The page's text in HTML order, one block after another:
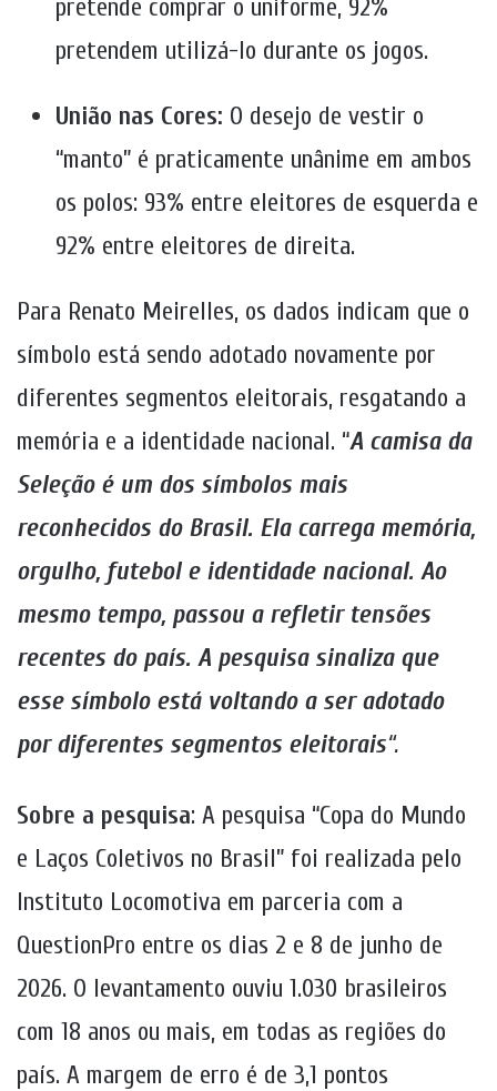
pretende comprar o uniforme, 92%
pretendem utilizá-lo durante os jogos.
União nas Cores: O desejo de vestir o
“manto” é praticamente unânime em ambos
os polos: 93% entre eleitores de esquerda e
92% entre eleitores de direita.
Para Renato Meirelles, os dados indicam que o
símbolo está sendo adotado novamente por
diferentes segmentos eleitorais, resgatando a
memória e a identidade nacional. “A camisa da
Seleção é um dos símbolos mais
reconhecidos do Brasil. Ela carrega memória,
orgulho, futebol e identidade nacional. Ao
mesmo tempo, passou a refletir tensões
recentes do país. A pesquisa sinaliza que
esse símbolo está voltando a ser adotado
por diferentes segmentos eleitorais“.
Sobre a pesquisa: A pesquisa “Copa do Mundo
e Laços Coletivos no Brasil” foi realizada pelo
Instituto Locomotiva em parceria com a
QuestionPro entre os dias 2 e 8 de junho de
2026. O levantamento ouviu 1.030 brasileiros
com 18 anos ou mais, em todas as regiões do
país. A margem de erro é de 3,1 pontos